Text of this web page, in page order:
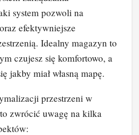
system pozwoli na
efektywniejsze
Idealny magazyn to
czujesz się komfortowo, a
jakby miał własną mapę.
przestrzeni w
zwrócić uwagę na kilka